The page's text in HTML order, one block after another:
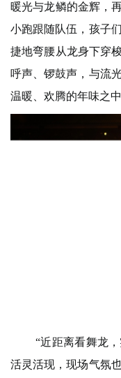
暖光与龙鳞的金辉，
小跑跟随队伍，孩子
捷地弯腰从龙身下穿
呼声、锣鼓声，与流
温暖、欢腾的年味之中
“近距离看舞龙
活灵活现，现场气氛